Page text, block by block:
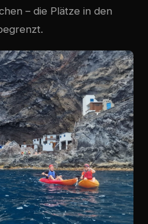
– die Plätze in den